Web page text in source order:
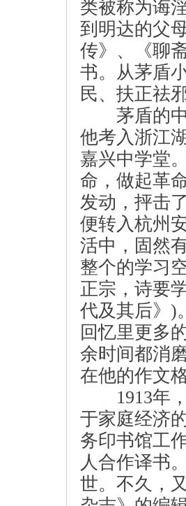
类被称为诲
到明达的父
传》、《聊
书。从茅盾
民、扶正祛
茅盾的中
他考入浙江
嘉兴中学堂
命，做起革
发动，抨击
便转入杭州
活中，固然
整个的学习
正宗，诗要
代及其后》 )
回忆里更多
余时间都消
在他的作文
1913年
于家庭经济
务印书馆工
人合作译书
世。不久，